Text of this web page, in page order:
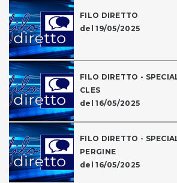
FILO DIRETTO
del 19/05/2025
FILO DIRETTO -
CLES
del 16/05/2025
FILO DIRETTO -
PERGINE
del 16/05/2025